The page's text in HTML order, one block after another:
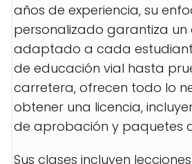
años de experiencia, su
personalizado garantiza un
adaptado a cada
de educación vial hasta
carretera, ofrecen todo lo
obtener una licencia,
de aprobación y paquetes
Sus clases incluyen